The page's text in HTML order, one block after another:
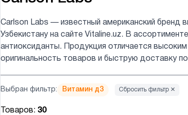
Carlson Labs — известный американский бренд
Узбекистану на сайте Vitaline.uz. В
антиоксиданты. Продукция отличается
оригинальность товаров и быструю доставку по
Выбран фильтр: Витамин д3 Сбросить фильтр ✕
Товаров: 30